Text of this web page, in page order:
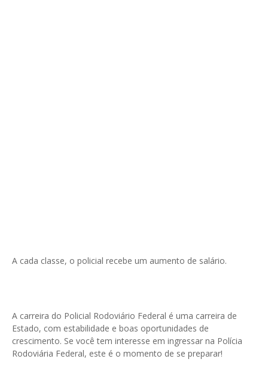
A cada classe, o policial recebe um aumento de salário.
A carreira do Policial Rodoviário Federal é uma carreira de
Estado, com estabilidade e boas oportunidades de
crescimento. Se você tem interesse em ingressar na Polícia
Rodoviária Federal, este é o momento de se preparar!